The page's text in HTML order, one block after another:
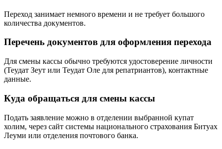
Переход занимает немного времени и не требует большого
количества документов.
Перечень документов для оформления перехода
Для смены кассы обычно требуются удостоверение личности
(Теудат Зеут или Теудат Оле для репатриантов), контактные
данные.
Куда обращаться для смены кассы
Подать заявление можно в отделении выбранной купат
холим, через сайт системы национального страхования Битуах
Леуми или отделения почтового банка.